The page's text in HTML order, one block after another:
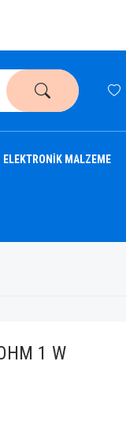
ELEKTRONİK MALZEME
1 W